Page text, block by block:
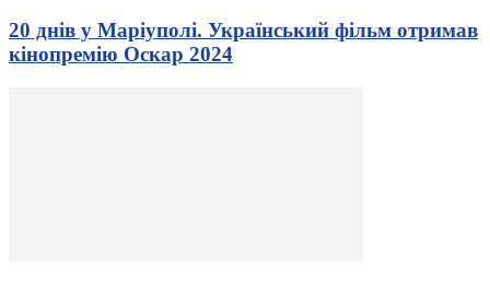
20 днів у Маріуполі. Український фільм отримав
кінопремію Оскар 2024